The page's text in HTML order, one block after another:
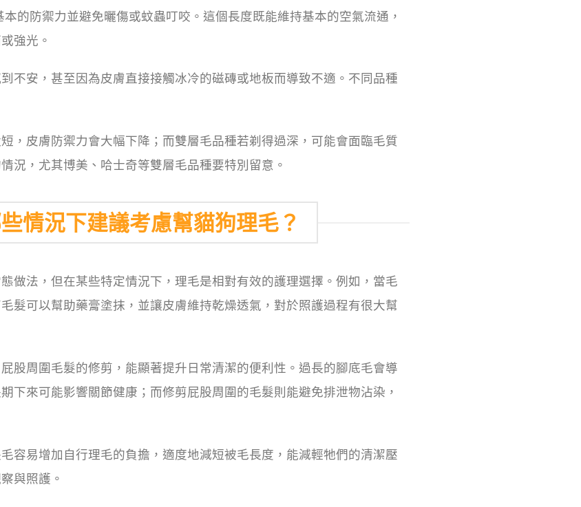
的防禦力並避免曬傷或蚊蟲叮咬。這個長度既能維持基本的空氣流通，
強光。
不安，甚至因為皮膚直接接觸冰冷的磁磚或地板而導致不適。不同品種
，皮膚防禦力會大幅下降；而雙層毛品種若剃得過深，可能會面臨毛質
況，尤其博美、哈士奇等雙層毛品種要特別留意。
情況下建議考慮幫貓狗理毛？
做法，但在某些特定情況下，理毛是相對有效的護理選擇。例如，當毛
髮可以幫助藥膏塗抹，並讓皮膚維持乾燥透氣，對於照護過程有很大幫
股周圍毛髮的修剪，能顯著提升日常清潔的便利性。過長的腳底毛會導
下來可能影響關節健康；而修剪屁股周圍的毛髮則能避免排泄物沾染，
容易增加自行理毛的負擔，適度地減短被毛長度，能減輕牠們的清潔壓
與照護。